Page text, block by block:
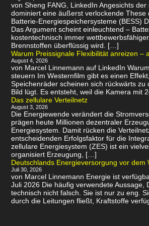
von Sheng FANG, LinkedIn Angesichts
dominiert eine äußerst verlockende
Batterie-Energiespeichersysteme (BESS)
Das Argument scheint einleuchtend –
kostentechnisch immer
Brennstoffen überflüssig wird. […]
Warum Preissignale Flexibilität anreizen –
August 4, 2026
von Marcel Linnemann auf LinkedIn
steuern Im Westernfilm gibt es einen
Speichenräder scheinen sich rückwärts
Bild lügt. Es entsteht, weil die Kamera mit
Das zellulare Verteilnetz
August 3, 2026
Die Energiewende verändert die
prägen heute Millionen dezentraler
Energiesystem. Damit rücken die
entscheidenden Erfolgsfaktor für die
zellulare Energiesystem (ZES) ist ein
organisiert Erzeugung, […]
Deutschlands Energieversorgung vor dem
Juli 30, 2026
von Marcel Linnemann Energie ist
Juli 2026 Die häufig verwendete
technisch nicht falsch. Sie ist nur zu eng.
durch die Leitungen fließt, Kraftstoffe